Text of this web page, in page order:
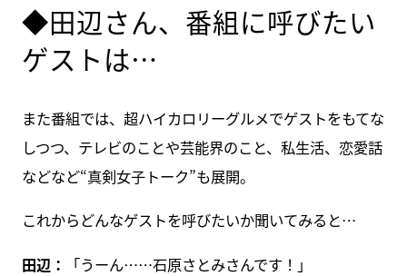
◆田辺さん、番組に呼びたい
ゲストは…
また番組では、超ハイカロリーグルメでゲストをもてな
しつつ、テレビのことや芸能界のこと、私生活、恋愛話
などなど“真剣女子トーク”も展開。
これからどんなゲストを呼びたいか聞いてみると…
田辺： 「うーん……石原さとみさんです！」